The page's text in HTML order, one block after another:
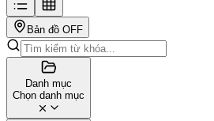
Bản đồ OFF
Danh mục
Chọn danh mục